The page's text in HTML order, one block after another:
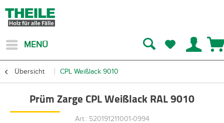
MENÜ
Übersicht CPL Weißlack 9010
Prüm Zarge CPL Weißlack RAL 9010
Art.: 520191211001-0994